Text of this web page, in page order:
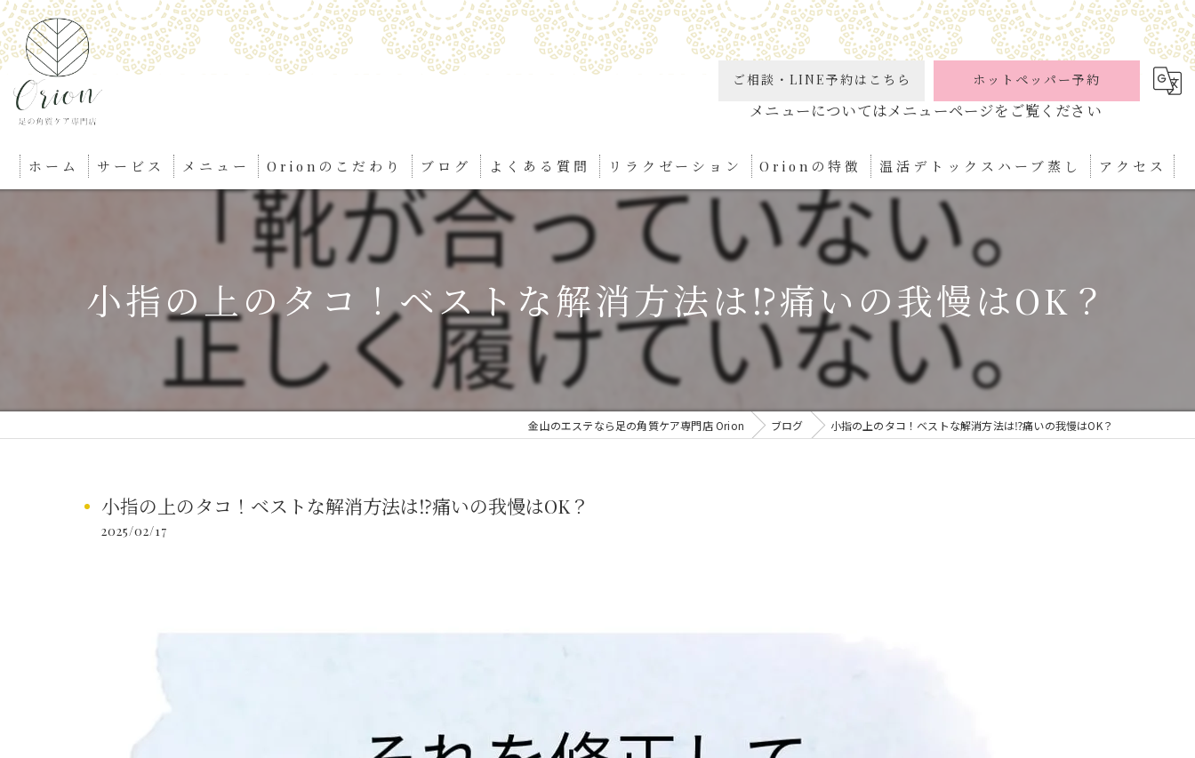
ご相談・LINE予約はこちら ホットペッパー予約
ホーム サービス メニュー Orionのこだわり ブログ よくある質問 リラクゼーション Orionの特徴
角質ケア
足つぼ
ボディケア
温活デトックスハーブ蒸し アクセス
小指の上のタコ！ベストな解消方法は⁉️痛いの我慢はOK？
金山のエステなら足の角質ケア専門店 Orion ブログ 小指の上のタコ！ベストな解消方法は⁉️痛いの我慢はOK？
小指の上のタコ！ベストな解消方法は⁉️痛いの我慢はOK？
2025/02/17